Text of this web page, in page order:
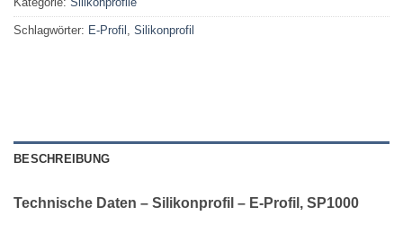
Schlagwörter: E-Profil , Silikonprofil
BESCHREIBUNG
Technische Daten – Silikonprofil – E-Profil, SP1000